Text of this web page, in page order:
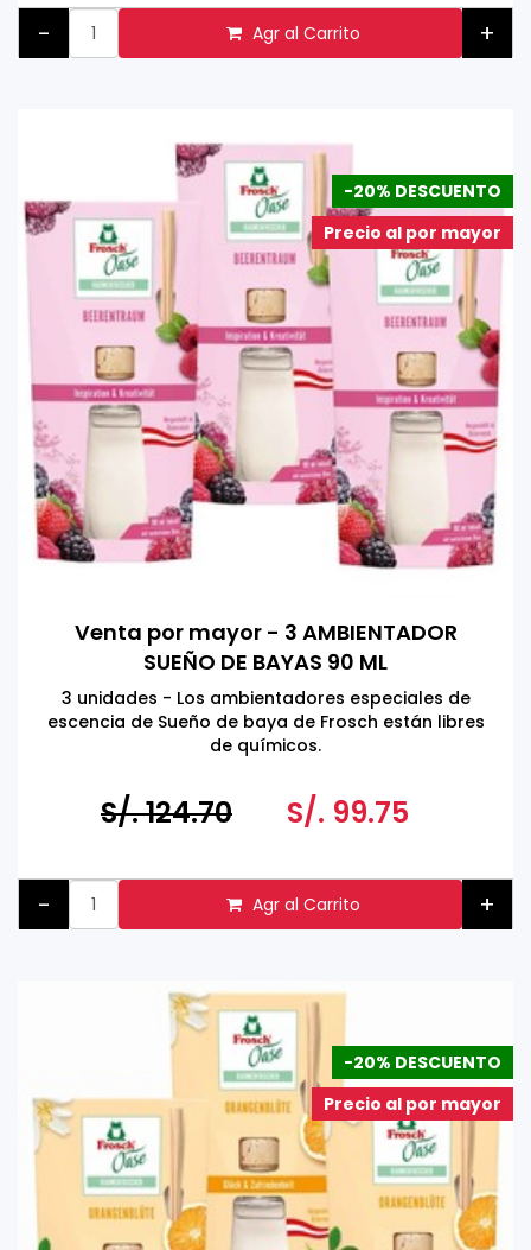
- Agr al Carrito +
-20% DESCUENTO
Precio al por mayor
Venta por mayor - 3 AMBIENTADOR
SUEÑO DE BAYAS 90 ML
3 unidades - Los ambientadores especiales de
escencia de Sueño de baya de Frosch están libres
de químicos.
Fabricado en Alemania
S/. 124.70 S/. 99.75
- Agr al Carrito +
-20% DESCUENTO
Precio al por mayor